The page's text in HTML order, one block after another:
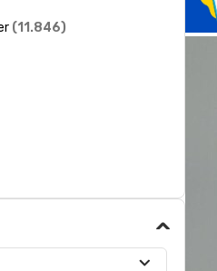
(11.846)